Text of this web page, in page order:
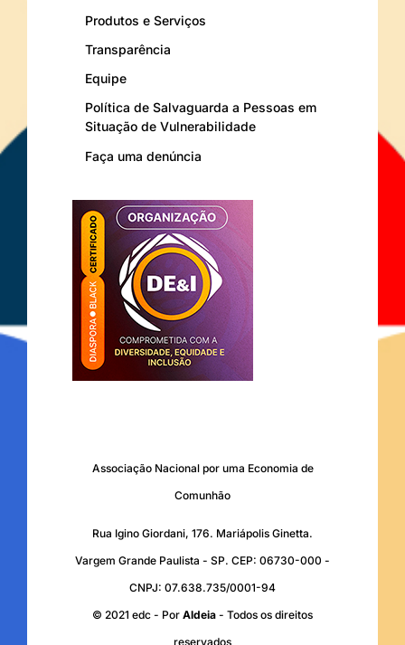
Produtos e Serviços
Transparência
Equipe
Política de Salvaguarda a Pessoas em
Situação de Vulnerabilidade
Faça uma denúncia
Associação Nacional por uma Economia de
Comunhão
Rua Igino Giordani, 176. Mariápolis Ginetta.
Vargem Grande Paulista - SP. CEP: 06730-000 -
CNPJ: 07.638.735/0001-94
© 2021 edc - Por Aldeia - Todos os direitos
reservados